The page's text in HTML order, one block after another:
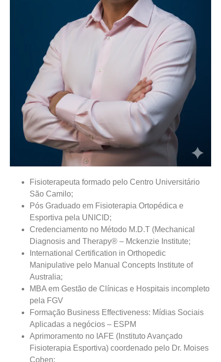
Fisioterapeuta formado pelo Centro Universitário
São Camilo;
Pós Graduado em Fisioterapia Ortopédica e
Esportiva pela UNICID;
Credenciamento no Método M.D.T (Mechanical
Diagnosis and Therapy® – Mckenzie Institute;
International Certification in Orthopedic
Manipulative pelo Manual Concepts Institute of
Australia;
MBA em Gestão de Clínicas e Hospitais incompleto
pela FGV
Formação Business Effectiveness: Mídias Sociais
Aplicadas a negócios – ESPM
Aprimoramento no IAFE (Instituto Avançado
Fisioterapia Esportiva) coordenado pelo Dr. Moises
Cohen;
Central de
atendimento
Antes de iniciar o seu tratamento, iremos fazer uma
avaliação clínica da sua coluna e nossos profissionais
indicarão qual o melhor caminho a ser seguido.
Cidade de São Paulo:
(011) 2091-1267